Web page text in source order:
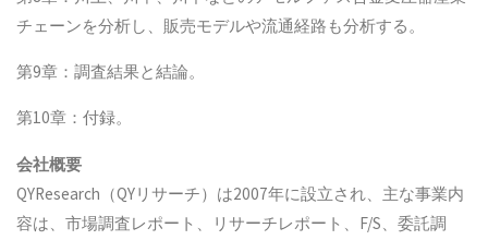
チェーンを分析し、販売モデルや流通経路も分析する。
第9章：調査結果と結論。
第10章：付録。
会社概要
QYResearch（QYリサーチ）は2007年に設立され、主な事業内
容は、市場調査レポート、リサーチレポート、F/S、委託調